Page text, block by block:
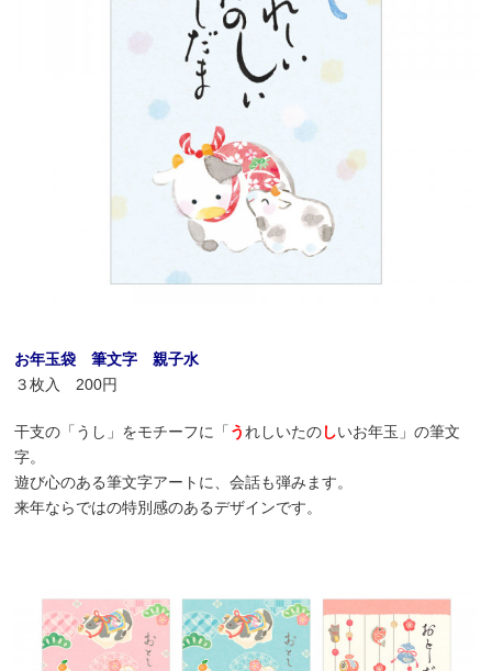
お年玉袋 筆文字 親子水
３枚入 200円
干支の「うし」をモチーフに「 うれしいたのしいお年玉」の筆文
字。
遊び心のある筆文字アートに、会話も弾みます。
来年ならではの特別感のあるデザインです。